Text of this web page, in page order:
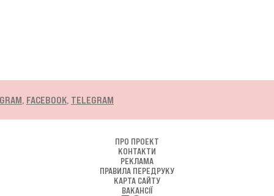
ПРО ПРОЕКТ
КОНТАКТИ
РЕКЛАМА
ПРАВИЛА ПЕРЕДРУКУ
КАРТА САЙТУ
ВАКАНСІЇ